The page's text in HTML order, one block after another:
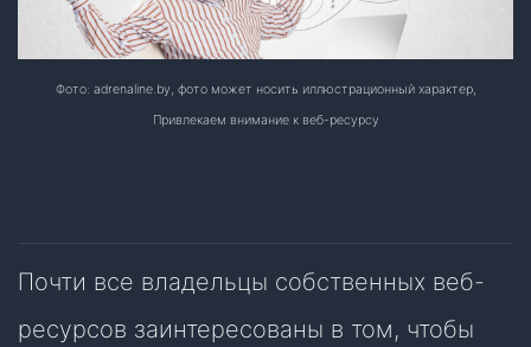
Фото: adrenaline.by, фото может носить иллюстрационный характер,
Привлекаем внимание к веб-ресурсу
Почти все владельцы собственных веб-
ресурсов заинтересованы в том, чтобы